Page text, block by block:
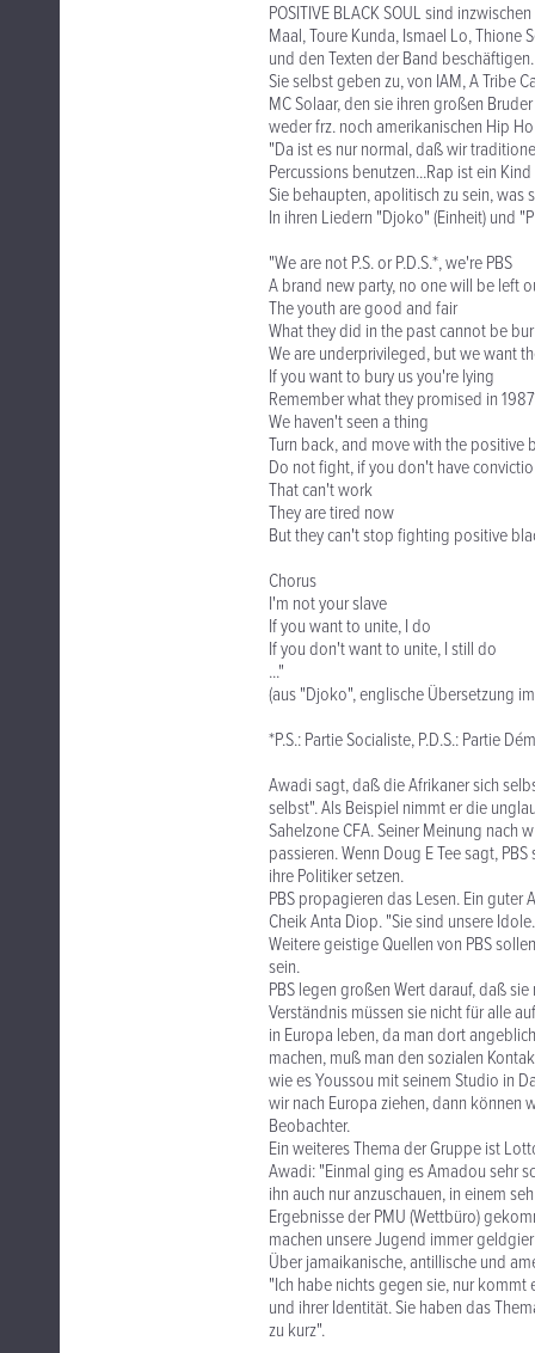
POSITIVE BLACK SOUL sind
Maal, Toure Kunda, Ismael Lo, Thione
und den Texten der Band beschäftigen.
Sie selbst geben zu, von IAM, A Tribe
MC Solaar, den sie ihren großen
weder frz. noch amerikanischen Hip
"Da ist es nur normal, daß wir
Percussions benutzen...Rap ist ein
Sie behaupten, apolitisch zu sein, was
In ihren Liedern "Djoko" (Einheit) und
"We are not P.S. or P.D.S.*, we're PBS
A brand new party, no one will be left
The youth are good and fair
What they did in the past cannot be
We are underprivileged, but we want
If you want to bury us you're lying
Remember what they promised in
We haven't seen a thing
Turn back, and move with the
Do not fight, if you don't have
That can't work
They are tired now
But they can't stop fighting positive
Chorus
I'm not your slave
If you want to unite, I do
If you don't want to unite, I still do
..."
(aus "Djoko", englische Übersetzung
*P.S.: Partie Socialiste, P.D.S.: Partie
Awadi sagt, daß die Afrikaner sich
selbst". Als Beispiel nimmt er die
Sahelzone CFA. Seiner Meinung nach
passieren. Wenn Doug E Tee sagt,
ihre Politiker setzen.
PBS propagieren das Lesen. Ein guter
Cheik Anta Diop. "Sie sind unsere
Weitere geistige Quellen von PBS
sein.
PBS legen großen Wert darauf, daß
Verständnis müssen sie nicht für alle
in Europa leben, da man dort
machen, muß man den sozialen
wie es Youssou mit seinem Studio in
wir nach Europa ziehen, dann können
Beobachter.
Ein weiteres Thema der Gruppe ist
Awadi: "Einmal ging es Amadou sehr
ihn auch nur anzuschauen, in einem
Ergebnisse der PMU (Wettbüro)
machen unsere Jugend immer
Über jamaikanische, antillische und
"Ich habe nichts gegen sie, nur kommt
und ihrer Identität. Sie haben das
zu kurz".